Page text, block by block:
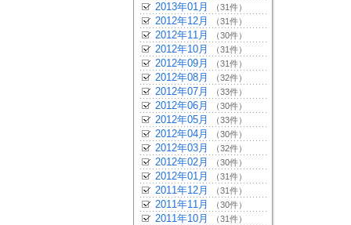
2013年01月 （31件）
2012年12月 （31件）
2012年11月 （30件）
2012年10月 （31件）
2012年09月 （31件）
2012年08月 （32件）
2012年07月 （33件）
2012年06月 （30件）
2012年05月 （33件）
2012年04月 （30件）
2012年03月 （32件）
2012年02月 （30件）
2012年01月 （31件）
2011年12月 （31件）
2011年11月 （30件）
2011年10月 （31件）